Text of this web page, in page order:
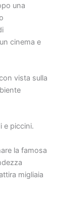
una
cinema e
vista sulla
e piccini.
la famosa
migliaia